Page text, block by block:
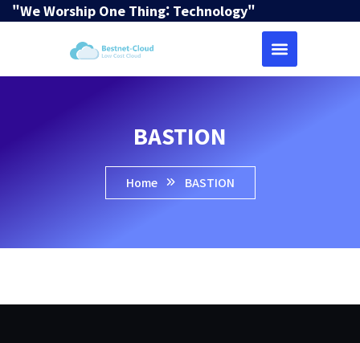
"We Worship One Thing: Technology"
BASTION
Home BASTION